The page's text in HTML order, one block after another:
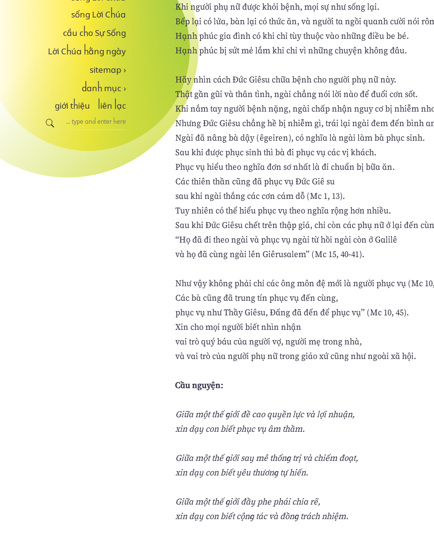
sống Lời Chúa
cầu cho Sự Sống
Lời Chúa hằng ngày
sitemap ›
danh mục ›
giới thiệu
liên lạc
Khi người phụ nữ được khỏi bệnh, mọi sự như sống lại.
Bếp lại có lửa, bàn lại có thức ăn, và người ta ngồi quanh cười nói
Hạnh phúc gia đình có khi chỉ tùy thuộc vào những điều be bé.
Hạnh phúc bị sứt mẻ lắm khi chỉ vì những chuyện không đâu.
Hãy nhìn cách Đức Giêsu chữa bệnh cho người phụ nữ này.
Thật gần gũi và thân tình, ngài chẳng nói lời nào để đuổi cơn sốt.
Khi nắm tay người bệnh nặng, ngài chấp nhận nguy cơ bị nhiễm
Nhưng Đức Giêsu chẳng hề bị nhiễm gì, trái lại ngài đem đến bình
Ngài đã nâng bà dậy (êgeiren), có nghĩa là ngài làm bà phục sinh.
Sau khi được phục sinh thì bà đi phục vụ các vị khách.
Phục vụ hiểu theo nghĩa đơn sơ nhất là đi chuẩn bị bữa ăn.
Các thiên thần cũng đã phục vụ Đức Giê su
sau khi ngài thắng các cơn cám dỗ (Mc 1, 13).
Tuy nhiên có thể hiểu phục vụ theo nghĩa rộng hơn nhiều.
Sau khi Đức Giêsu chết trên thập giá, chỉ còn các phụ nữ ở lại đến
“Họ đã đi theo ngài và phục vụ ngài từ hồi ngài còn ở Galilê
và họ đã cùng ngài lên Giêrusalem” (Mc 15, 40-41).
Như vậy không phải chỉ các ông môn đệ mới là người phục vụ (Mc
Các bà cũng đã trung tín phục vụ đến cùng,
phục vụ như Thầy Giêsu, Đấng đã đến để phục vụ” (Mc 10, 45).
Xin cho mọi người biết nhìn nhận
vai trò quý báu của người vợ, người mẹ trong nhà,
và vai trò của người phụ nữ trong giáo xứ cũng như ngoài xã hội.
Cầu nguyện:
Giữa một thế giới đề cao quyền lực và lợi nhuận,
xin dạy con biết phục vụ âm thầm.
Giữa một thế giới say mê thống trị và chiếm đoạt,
xin dạy con biết yêu thương tự hiến.
Giữa một thế giới đầy phe phái chia rẽ,
xin dạy con biết cộng tác và đồng trách nhiệm.